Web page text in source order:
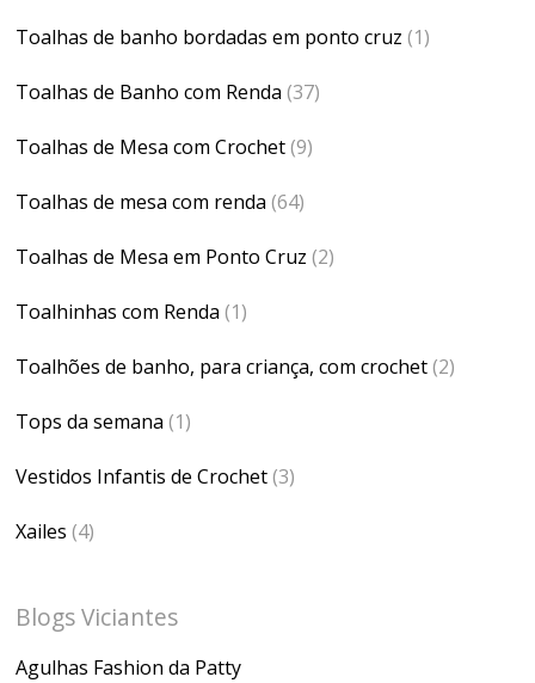
Toalhas de banho bordadas em ponto cruz (1)
Toalhas de Banho com Renda (37)
Toalhas de Mesa com Crochet(9)
Toalhas de mesa com renda (64)
Toalhas de Mesa em Ponto Cruz (2)
Toalhinhas com Renda (1)
Toalhões de banho, para criança, com crochet(2)
Tops da semana (1)
Vestidos Infantis de Crochet(3)
Xailes (4)
Blogs Viciantes
Agulhas Fashion da Patty